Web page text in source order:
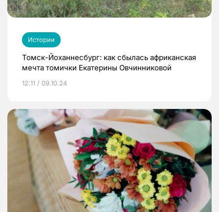
Истории
Томск-Йоханнесбург: как сбылась африканская
мечта томички Екатерины Овчинниковой
12:11 / 09.10.24